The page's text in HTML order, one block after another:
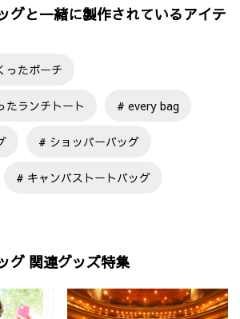
グと一緒に製作されているアイテ
ったポーチ
たランチトート every bag
ショッパーバッグ
キャンバストートバッグ
グ 関連グッズ特集